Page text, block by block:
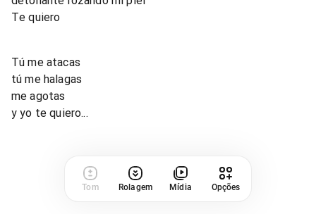
Te quiero
Tú me atacas
tú me halagas
me agotas
y yo te quiero...
Tom Rolagem Mídia Opções